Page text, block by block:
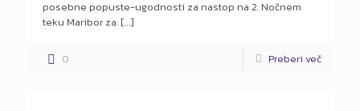
posebne popuste-ugodnosti za nastop na 2. Nočnem
teku Maribor za: […]
0 Preberi več